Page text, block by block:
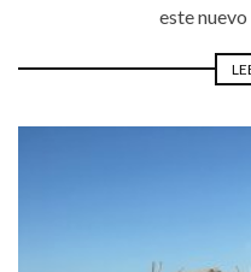
este